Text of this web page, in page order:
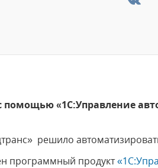
помощью «1С:Управление
решило
программный продукт